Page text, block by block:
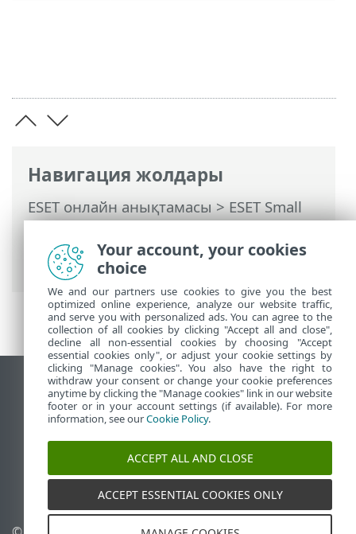
Навигация жолдары
ESET онлайн анықтамасы>ESET Small
Business Security>ESET Small Business
Security бағдарламасымен жұмыс істеу
Кеңейтілген орнату
Жұмыс үстеліндегі сайтты қарау
End of Life
ESET білім қоры
ESET Status Portal
Аймақтық қолдау
Your account, your cookies
choice
We and our partners use cookies to give you the best
optimized online experience, analyze our website traffic,
and serve you with personalized ads. You can agree to the
collection of all cookies by clicking "Accept all and close",
decline all non-essential cookies by choosing "Accept
essential cookies only", or adjust your cookie settings by
clicking "Manage cookies". You also have the right to
withdraw your consent or change your cookie preferences
anytime by clicking the "Manage cookies" link in our website
footer or in your account settings (if available). For more
information, see ourCookie Policy.
ACCEPT ALL AND CLOSE
ACCEPT ESSENTIAL COOKIES ONLY